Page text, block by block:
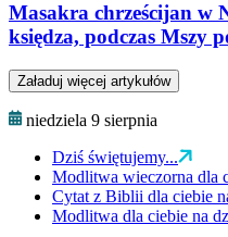
Masakra chrześcijan w
księdza, podczas Mszy
Załaduj więcej artykułów
niedziela 9 sierpnia
Dziś świętujemy...
Modlitwa wieczorna dla
Cytat z Biblii dla ciebie
Modlitwa dla ciebie na